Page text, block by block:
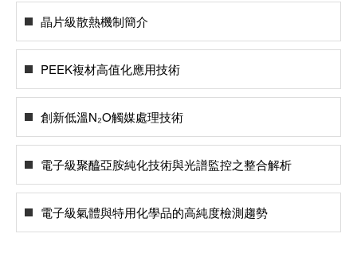
晶片級散熱機制簡介
PEEK複材高值化應用技術
創新低溫N₂O觸媒處理技術
電子級聚醯亞胺純化技術與光譜監控之整合解析
電子級氣體與特用化學品的高純度檢測趨勢